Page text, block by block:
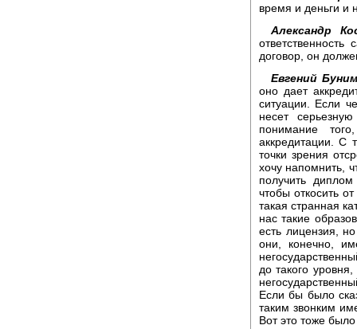
время и деньги и
Александр
договор, он
Евгений
оно дает
ситуации. Если
несет
понимание
аккредитации. С
точки зрения
хочу напомнить,
получить
чтобы откосить
такая странная
нас такие
есть лицензия,
они, конечно,
до такого
Если бы было
таким звонким
Вот это тоже